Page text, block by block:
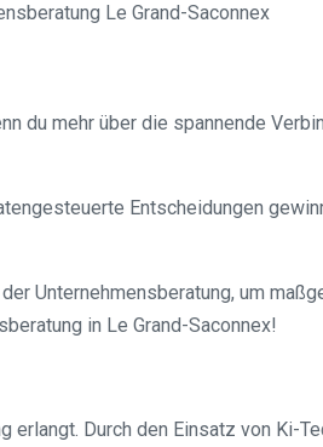
Le Grand-Saconnex
du mehr über die spannende
Entscheidungen
Unternehmensberatung, um
in Le Grand-Saconnex!
Durch den Einsatz von Ki-